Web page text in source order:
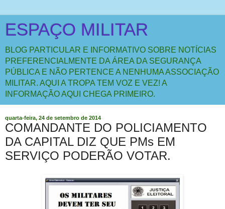
ESPAÇO MILITAR
BLOG PARTICULAR E INFORMATIVO SOBRE NOTÍCIAS
PREFERENCIALMENTE DA ÁREA DA SEGURANÇA
PÚBLICA E NÃO PERTENCE A NENHUMA ASSOCIAÇÃO
MILITAR. AQUI A TROPA TEM VOZ E VEZ! A
INFORMAÇÃO AQUI CHEGA PRIMEIRO.
quarta-feira, 24 de setembro de 2014
COMANDANTE DO POLICIAMENTO
DA CAPITAL DIZ QUE PMs EM
SERVIÇO PODERÃO VOTAR.